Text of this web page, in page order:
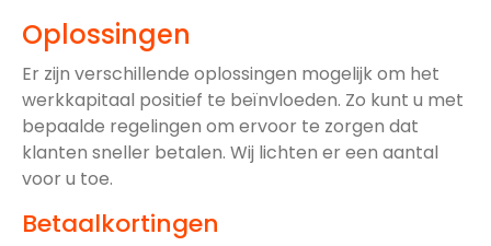
Oplossingen
Er zijn verschillende oplossingen mogelijk om het
werkkapitaal positief te beïnvloeden. Zo kunt u met
bepaalde regelingen om ervoor te zorgen dat
klanten sneller betalen. Wij lichten er een aantal
voor u toe.
Betaalkortingen